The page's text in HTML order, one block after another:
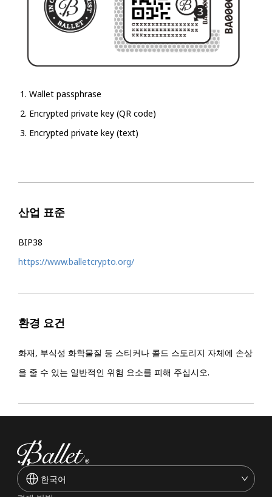
Wallet passphrase
Encrypted private key (QR code)
Encrypted private key (text)
산업 표준
BIP38
https://www.balletcrypto.org/
환경 요건
화재, 부식성 화학물질 등 스티커나 콜드 스토리지 자체에 손상
을 줄 수 있는 일반적인 위험 요소를 피해 주십시오.
한국어